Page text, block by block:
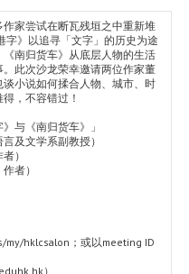
家尝试在断瓦残垣之中重新堆
字》以追寻「文字」的历史为途
南归货车》从底层人物的生活
此次沙龙荣幸邀请两位作家董
小说如何揉合人物、城市、时
，不容错过！
与《南归货车》」
及文学系副教授）
）
者）
my/hklcsalon；或以meeting ID
）